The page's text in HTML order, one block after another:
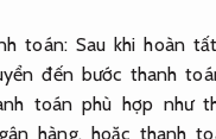
toán: Sau khi hoàn
đến bước thanh
toán phù hợp như
hàng, hoặc thanh